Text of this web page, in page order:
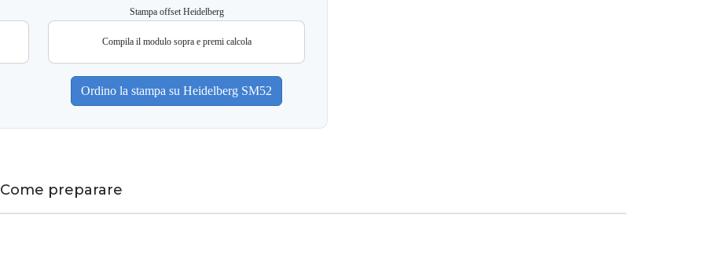
Stampa offset Heidelberg
Compila il modulo sopra e premi calcola
Come preparare